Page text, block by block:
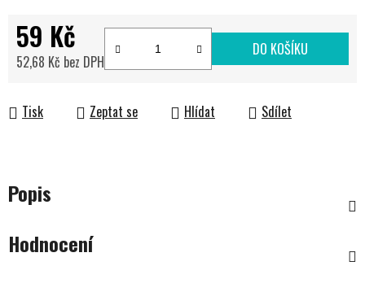
59 Kč
52,68 Kč bez DPH
DO KOŠÍKU
Tisk Zeptat se Hlídat Sdílet
Popis
Hodnocení